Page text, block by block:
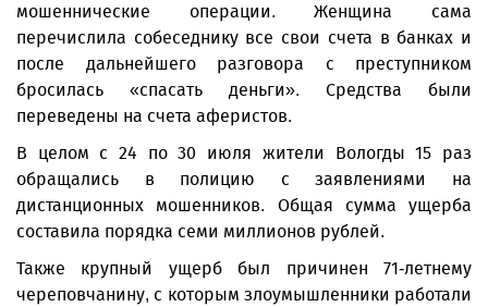
мошеннические операции. Женщина сама
перечислила собеседнику все свои счета в банках и
после дальнейшего разговора с преступником
бросилась «спасать деньги». Средства были
переведены на счета аферистов.
В целом с 24 по 30 июля жители Вологды 15 раз
обращались в полицию с заявлениями на
дистанционных мошенников. Общая сумма ущерба
составила порядка семи миллионов рублей.
Также крупный ущерб был причинен 71-летнему
череповчанину, с которым злоумышленники работали